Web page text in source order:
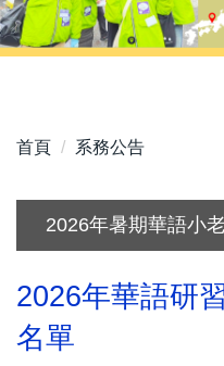
首頁 系務公告
2026年暑期華語小
2026年華語研
名單